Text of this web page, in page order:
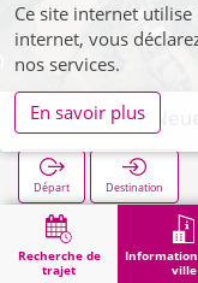
Recherche de
trajet
ville
Würselen,
Départ Destination
Démarrage Informations sur la ville
Ce site internet
internet, vous
nos services.
En savoir plus